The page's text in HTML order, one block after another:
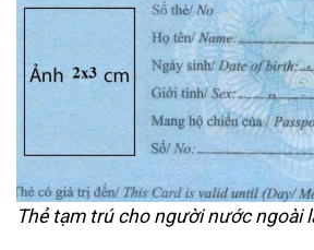
Thẻ tạm trú cho người nước ngoài